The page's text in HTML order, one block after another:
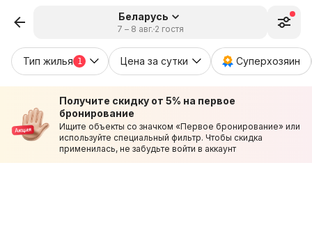
Беларусь
7 – 8 авг. 2 гостя
Тип жилья 1 Цена за сутки Суперхозяин
Получите скидку от 5% на первое
бронирование
Ищите объекты со значком «Первое бронирование» или
используйте специальный фильтр. Чтобы скидка
применилась, не забудьте войти в аккаунт